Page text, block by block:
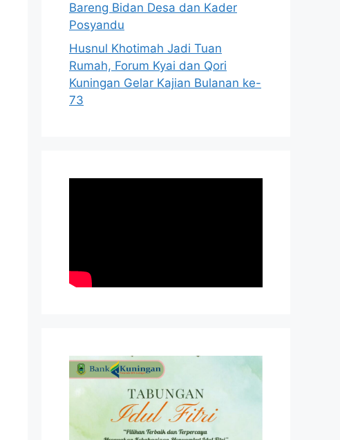
Bareng Bidan Desa dan Kader
Posyandu
Husnul Khotimah Jadi Tuan
Rumah, Forum Kyai dan Qori
Kuningan Gelar Kajian Bulanan ke-
73